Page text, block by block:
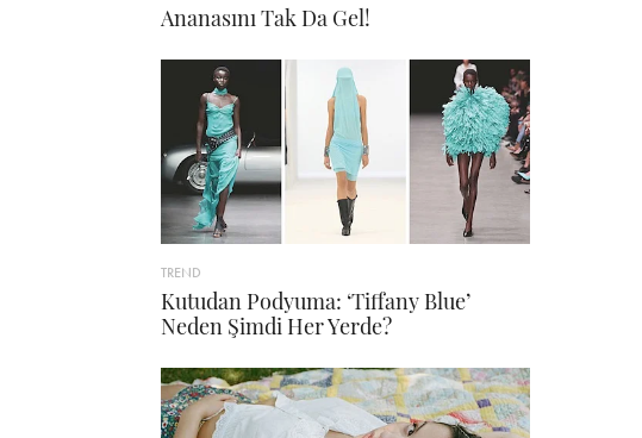
Ananasını Tak Da Gel!
TREND
Kutudan Podyuma: ‘Tiffany Blue’
Neden Şimdi Her Yerde?